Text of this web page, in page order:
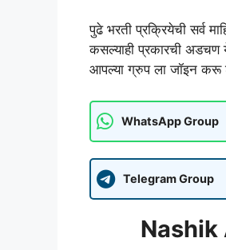
पुढे भरती प्रक्रियेची सर्व
कसल्याही प्रकारची अडचण
आपल्या ग्रुप ला जॉइन करू
WhatsApp Group
Telegram Group